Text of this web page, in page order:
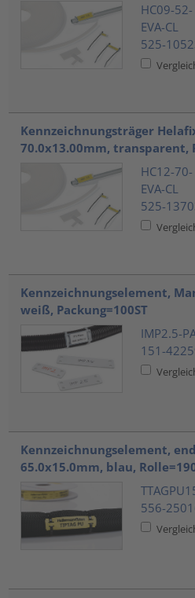
HC09-52-
EVA-CL
525-
Kennzeichnungsträger
70.0x13.00mm, transparent,
HC12-70-
EVA-CL
525-
Kennzeichnungselement,
weiß, Packung=100ST
IMP2.5-
151-
Kennzeichnungselement,
65.0x15.0mm, blau,
556-